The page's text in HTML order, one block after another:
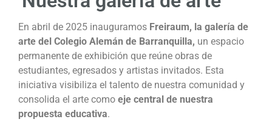
En abril de 2025 inauguramos Freiraum, la galería de
arte del Colegio Alemán de Barranquilla, un espacio
permanente de exhibición que reúne obras de
estudiantes, egresados y artistas invitados. Esta
iniciativa visibiliza el talento de nuestra comunidad y
consolida el arte como eje central de nuestra
propuesta educativa.